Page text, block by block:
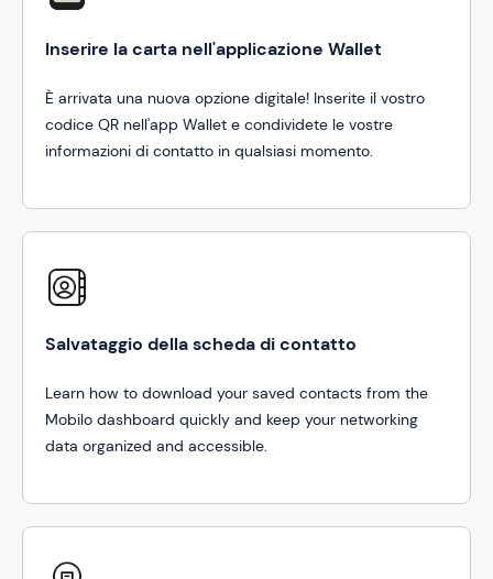
Inserire la carta nell'applicazione Wallet
È arrivata una nuova opzione digitale! Inserite il vostro
codice QR nell'app Wallet e condividete le vostre
informazioni di contatto in qualsiasi momento.
Salvataggio della scheda di contatto
Learn how to download your saved contacts from the
Mobilo dashboard quickly and keep your networking
data organized and accessible.